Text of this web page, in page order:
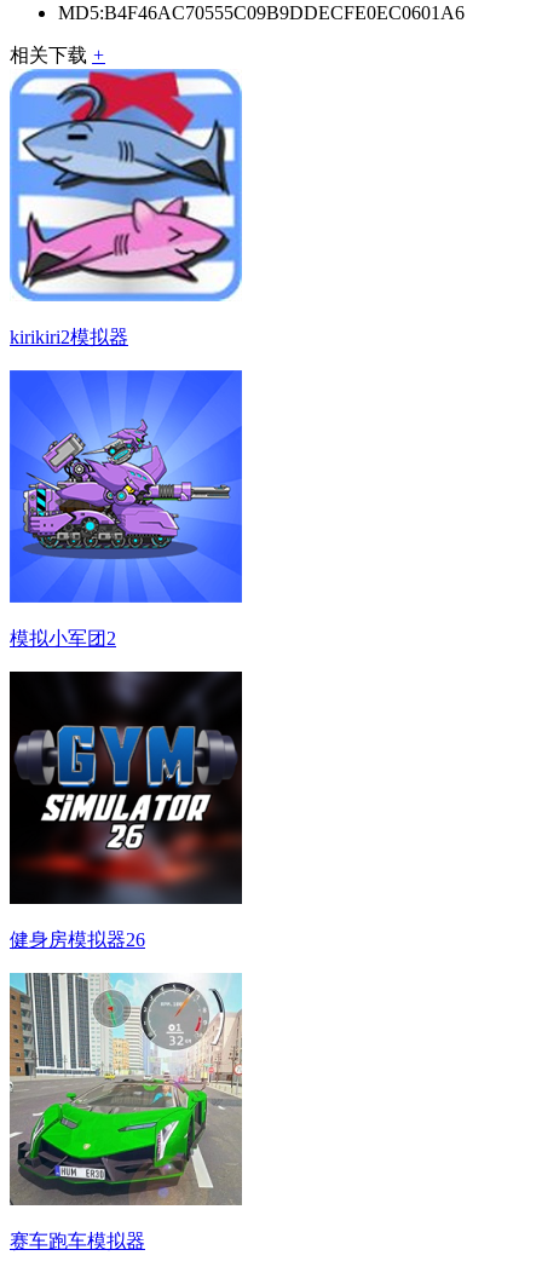
MD5:B4F46AC70555C09B9DDECFE0EC0601A6
相关下载 +
kirikiri2模拟器
模拟小军团2
健身房模拟器26
赛车跑车模拟器